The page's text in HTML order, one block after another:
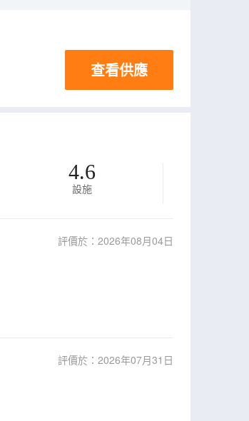
查看供應
4.6
設施
評價於：2026年08月04日
評價於：2026年07月31日